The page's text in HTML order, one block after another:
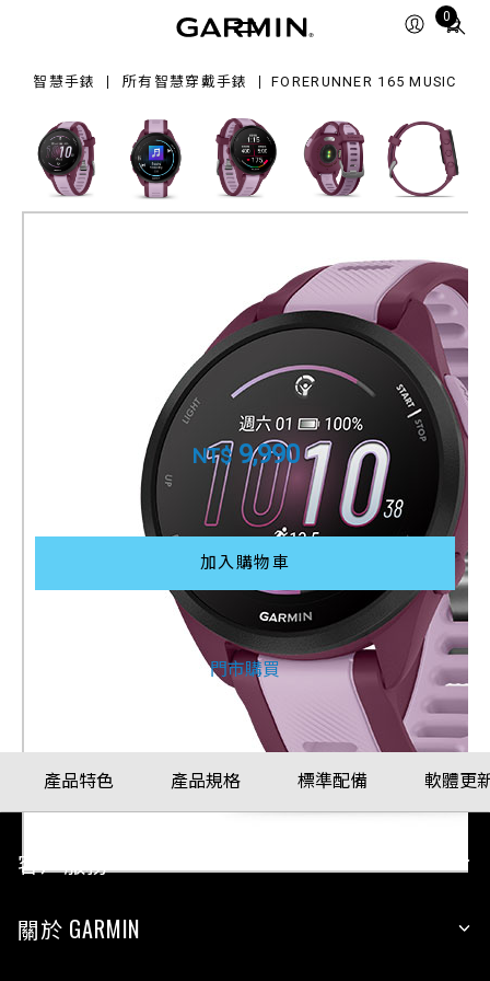
0
Total
cart:
智慧手錶 所有智慧穿戴手錶 FORERUNNER 165 MUSIC
Forerunner 165 Music
GPS智慧心率跑錶
產品料號 010-02863-53
NT$ 9,990
配戴比例參考
加入購物車
其他購買方式
門市購買
產品特色 產品規格 標準配備 軟體更
客戶服務
關於 GARMIN